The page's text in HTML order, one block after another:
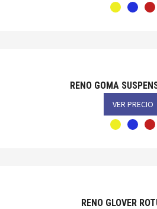
RENO GOMA
VER PRECIO
RENO GLOVER